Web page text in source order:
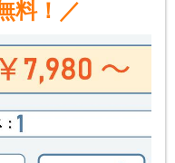
料！／